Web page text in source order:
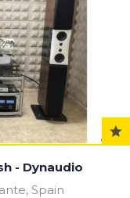
- Dynaudio
Spain